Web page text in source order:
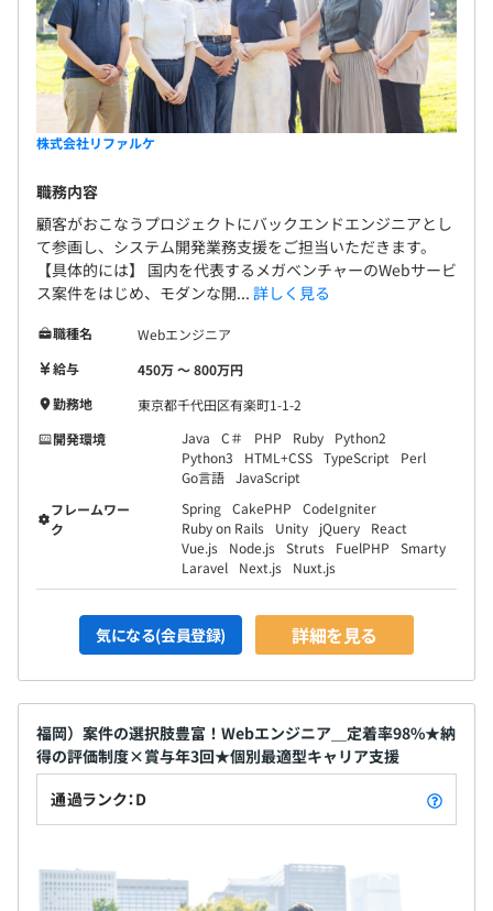
株式会社リファルケ
職務内容
顧客がおこなうプロジェクトにバックエンドエンジニアとし
て参画し、システム開発業務支援をご担当いただきます。
【具体的には】 国内を代表するメガベンチャーのWebサービ
ス案件をはじめ、モダンな開... 詳しく見る
職種名
Webエンジニア
給与
450万 〜 800万円
勤務地
東京都千代田区有楽町1-1-2
開発環境
Java C＃ PHP Ruby
Python2
Python3
HTML+CSS TypeScript
Perl
Go言語 JavaScript
フレームワー
ク
Spring CakePHP
CodeIgniter
Ruby on Rails
Unity jQuery
React
Vue.js
Node.js Struts FuelPHP
Smarty
Laravel
Next.js Nuxt.js
気になる(会員登録) 詳細を見る
福岡）案件の選択肢豊富！Webエンジニア＿定着率98%★納
得の評価制度×賞与年3回★個別最適型キャリア支援
通過ランク：D